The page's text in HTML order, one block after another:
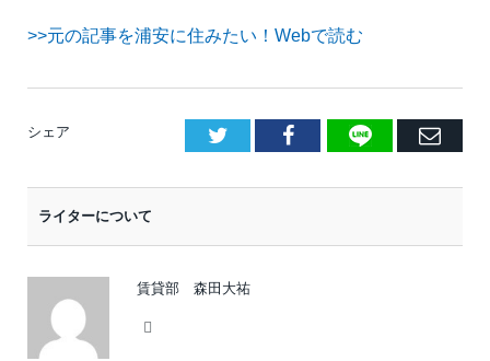
>>元の記事を浦安に住みたい！Webで読む
シェア Facebook
LINE
E
ライターについて
賃貸部 森田大祐